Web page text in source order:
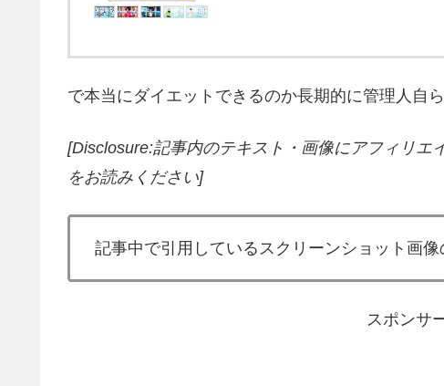
で本当にダイエットできるのか長期的に管理人自
[Disclosure:記事内のテキスト・画像にアフィリエ
をお読みください]
記事中で引用しているスクリーンショット画
スポンサ